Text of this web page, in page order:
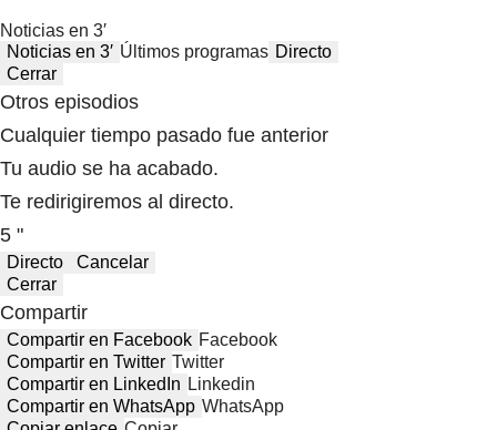
Noticias en 3′
Noticias en 3′ Últimos programas Directo
Cerrar
Otros episodios
Cualquier tiempo pasado fue anterior
Tu audio se ha acabado.
Te redirigiremos al directo.
5 "
Directo
Cancelar
Cerrar
Compartir
Compartir en Facebook Facebook
Compartir en Twitter Twitter
Compartir en LinkedIn Linkedin
Compartir en WhatsApp WhatsApp